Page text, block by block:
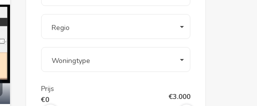
Regio
Woningtype
Prijs
€0
€3.000